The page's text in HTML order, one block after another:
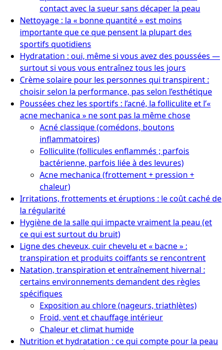
contact avec la sueur sans décaper la peau
Nettoyage : la « bonne quantité » est moins
importante que ce que pensent la plupart des
sportifs quotidiens
Hydratation : oui, même si vous avez des poussées —
surtout si vous vous entraînez tous les jours
Crème solaire pour les personnes qui transpirent :
choisir selon la performance, pas selon l’esthétique
Poussées chez les sportifs : l’acné, la folliculite et l’«
acne mechanica » ne sont pas la même chose
Acné classique (comédons, boutons
inflammatoires)
Folliculite (follicules enflammés ; parfois
bactérienne, parfois liée à des levures)
Acne mechanica (frottement + pression +
chaleur)
Irritations, frottements et éruptions : le coût caché de
la régularité
Hygiène de la salle qui impacte vraiment la peau (et
ce qui est surtout du bruit)
Ligne des cheveux, cuir chevelu et « bacne » :
transpiration et produits coiffants se rencontrent
Natation, transpiration et entraînement hivernal :
certains environnements demandent des règles
spécifiques
Exposition au chlore (nageurs, triathlètes)
Froid, vent et chauffage intérieur
Chaleur et climat humide
Nutrition et hydratation : ce qui compte pour la peau